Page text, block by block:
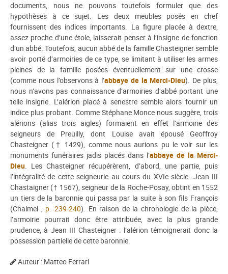
documents, nous ne pouvons toutefois formuler que des
hypothèses à ce sujet. Les deux meubles posés en chef
fournissent des indices importants. La figure placée à dextre,
assez proche d’une étole, laisserait penser à l’insigne de fonction
d’un abbé. Toutefois, aucun abbé de la famille Chasteigner semble
avoir porté d’armoiries de ce type, se limitant à utiliser les armes
pleines de la famille posées éventuellement sur une crosse
(comme nous l’observons à l’abbaye de la Merci-Dieu). De plus,
nous n’avons pas connaissance d’armoiries d’abbé portant une
telle insigne. L’alérion placé à senestre semble alors fournir un
indice plus probant. Comme Stéphane Monce nous suggère, trois
alérions (alias trois aigles) formaient en effet l’armoirie des
seigneurs de Preuilly, dont Louise avait épousé Geoffroy
Chasteigner († 1429), comme nous aurions pu le voir sur les
monuments funéraires jadis placés dans l’abbaye de la Merci-
Dieu. Les Chasteigner récupérèrent, d’abord, une partie, puis
l’intégralité de cette seigneurie au cours du XVIe siècle. Jean III
Chastaigner († 1567), seigneur de la Roche-Posay, obtint en 1552
un tiers de la baronnie qui passa par la suite à son fils François
(Chalmel , p. 239-240). En raison de la chronologie de la pièce,
l’armoirie pourrait donc être attribuée, avec la plus grande
prudence, à Jean III Chasteigner : l’alérion témoignerait donc la
possession partielle de cette baronnie.
Auteur : Matteo Ferrari